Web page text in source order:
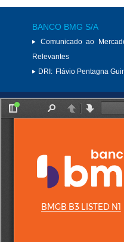
BANCO BMG S/A
Comunicado ao
Relevantes
DRI: Flávio Pentagna